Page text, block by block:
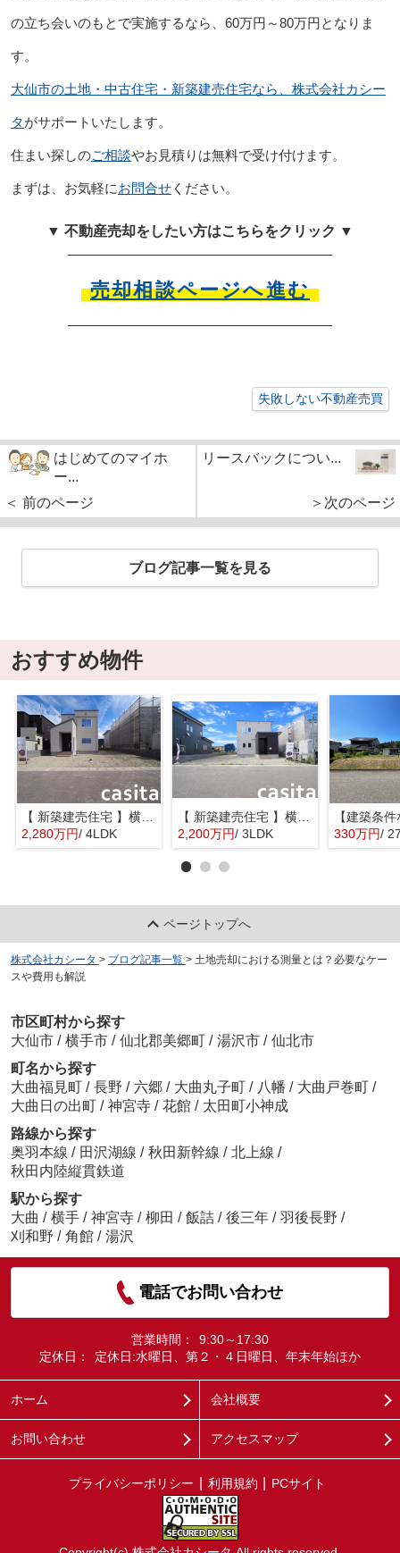
の立ち会いのもとで実施するなら、60万円～80万円となりま
す。
大仙市の土地・中古住宅・新築建売住宅なら、株式会社カシー
タがサポートいたします。
住まい探しのご相談やお見積りは無料で受け付けます。
まずは、お気軽にお問合せください。
▼ 不動産売却をしたい方はこちらをクリック ▼
売却相談ページへ進む
失敗しない不動産売買
はじめてのマイホ
ー...
＜ 前のページ
リースバックについ...
＞次のページ
ブログ記事一覧を見る
おすすめ物件
【 新築建売住宅 】横手市八幡字長者町No58 横手北小学校区のオール電化 4LDK
2,280万円/ 4LDK
【 新築建売住宅 】横手市八幡字長者町No50 横手北小学校区のオール電化 3LDK
2,200万円/ 3LDK 330万円/
ページトップへ
株式会社カシータ > ブログ記事一覧 > 土地売却における測量とは？必要なケー
スや費用も解説
市区町村から探す
大仙市 / 横手市 / 仙北郡美郷町 / 湯沢市 / 仙北市
町名から探す
大曲福見町 / 長野 / 六郷 / 大曲丸子町 / 八幡 / 大曲戸巻町 /
大曲日の出町 / 神宮寺 / 花館 / 太田町小神成
路線から探す
奥羽本線 / 田沢湖線 / 秋田新幹線 / 北上線 /
秋田内陸縦貫鉄道
駅から探す
大曲 / 横手 / 神宮寺 / 柳田 / 飯詰 / 後三年 / 羽後長野 /
刈和野 / 角館 / 湯沢
電話でお問い合わせ
営業時間：
9:30～17:30
定休日：
定休日:水曜日、第２・４日曜日、年末年始ほか
ホーム 会社概要
お問い合わせ アクセスマップ
プライバシーポリシー 利用規約 PCサイト